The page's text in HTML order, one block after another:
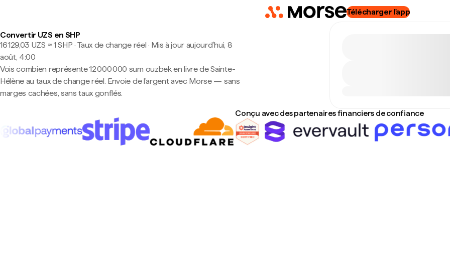
Télécharger l'app
Convertir UZS en SHP
16 129,03 UZS ≈ 1 SHP · Taux de change réel · Mis à jour aujourd’hui, 8
août, 4:00
Vois combien représente 12 000 000 sum ouzbek en livre de Sainte-
Hélène au taux de change réel. Envoie de l'argent avec Morse — sans
marges cachées, sans taux gonflés.
Conçu avec des partenaires financiers de confiance